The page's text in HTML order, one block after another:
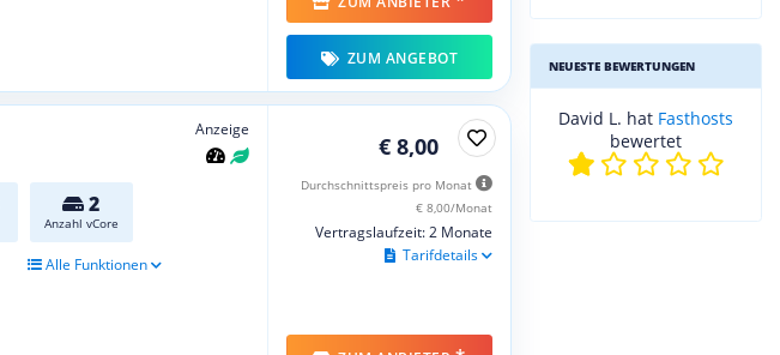
ZUM ANGEBOT
Anzeige
2
Anzahl vCore
Alle Funktionen
€ 8,00
Durchschnittspreis pro Monat
€ 8,00/Monat
Vertragslaufzeit: 2 Monate
Tarifdetails
NEUESTE BEWERTUNGEN
David L. hat Fasthosts
bewertet